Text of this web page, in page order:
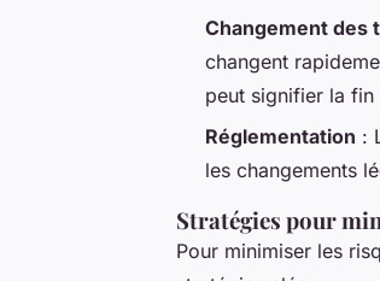
Changement des
changent
peut signifier la
Réglementation :
les changements
Stratégies pour
Pour minimiser les